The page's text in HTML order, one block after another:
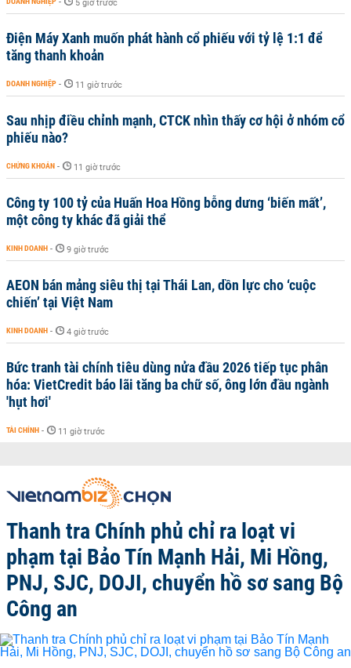
5 giờ trước
Điện Máy Xanh muốn phát hành cổ phiếu với tỷ lệ 1:1 để
tăng thanh khoản
DOANH NGHIỆP - 11 giờ trước
Sau nhịp điều chỉnh mạnh, CTCK nhìn thấy cơ hội ở nhóm cổ
phiếu nào?
CHỨNG KHOÁN - 11 giờ trước
Công ty 100 tỷ của Huấn Hoa Hồng bỗng dưng ‘biến mất’,
một công ty khác đã giải thể
KINH DOANH - 9 giờ trước
AEON bán mảng siêu thị tại Thái Lan, dồn lực cho ‘cuộc
chiến’ tại Việt Nam
KINH DOANH - 4 giờ trước
Bức tranh tài chính tiêu dùng nửa đầu 2026 tiếp tục phân
hóa: VietCredit báo lãi tăng ba chữ số, ông lớn đầu ngành
'hụt hơi'
TÀI CHÍNH - 11 giờ trước
Thanh tra Chính phủ chỉ ra loạt vi
phạm tại Bảo Tín Mạnh Hải, Mi Hồng,
PNJ, SJC, DOJI, chuyển hồ sơ sang Bộ
Công an